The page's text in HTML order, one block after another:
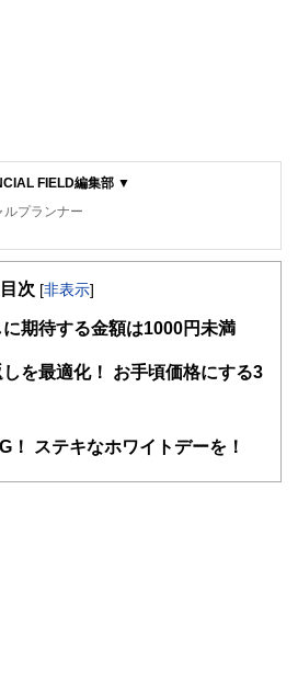
FIELD編集部 ▼
ルプランナー
集部は、金融、経済に関する記事を、日々
も理解できるようわかりやすく発信していま
お金や暮らし」に関する書籍・雑誌の編集経
、企画立案から記事掲載まですべての工程に
特徴は、ファイナンシャルプランナー、弁
プランナー、公認会計士、社会保険労務
目次 [非表示]
期待する金額は1000円未満
を最適化！ お手頃価格にする3
！ ステキなホワイトデーを！